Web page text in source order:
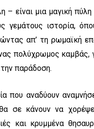
– είναι μια μαγική
γεμάτους ιστορία,
απ’ τη ρωμαϊκή
πολύχρωμος καμβάς,
την παράδοση.
που αναδύουν
σε κάνουν να
και κρυμμένα